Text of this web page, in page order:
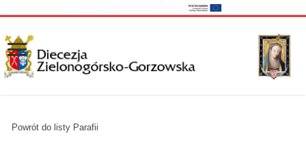
Powrót do listy Parafii